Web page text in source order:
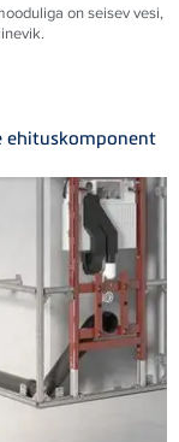
on seisev vesi,
ehituskomponent